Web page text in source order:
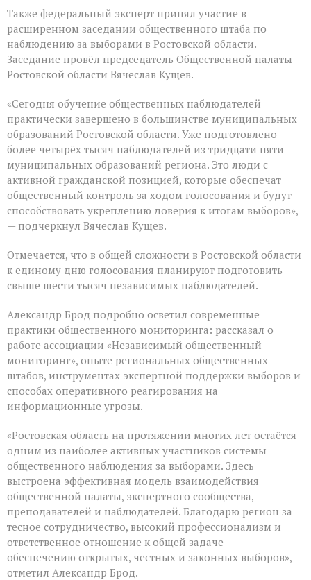
Также федеральный эксперт принял участие в
расширенном заседании общественного штаба по
наблюдению за выборами в Ростовской области.
Заседание провёл председатель Общественной палаты
Ростовской области Вячеслав Кущев.
«Сегодня обучение общественных наблюдателей
практически завершено в большинстве муниципальных
образований Ростовской области. Уже подготовлено
более четырёх тысяч наблюдателей из тридцати пяти
муниципальных образований региона. Это люди с
активной гражданской позицией, которые обеспечат
общественный контроль за ходом голосования и будут
способствовать укреплению доверия к итогам выборов»,
— подчеркнул Вячеслав Кущев.
Отмечается, что в общей сложности в Ростовской области
к единому дню голосования планируют подготовить
свыше шести тысяч независимых наблюдателей.
Александр Брод подробно осветил современные
практики общественного мониторинга: рассказал о
работе ассоциации «Независимый общественный
мониторинг», опыте региональных общественных
штабов, инструментах экспертной поддержки выборов и
способах оперативного реагирования на
информационные угрозы.
«Ростовская область на протяжении многих лет остаётся
одним из наиболее активных участников системы
общественного наблюдения за выборами. Здесь
выстроена эффективная модель взаимодействия
общественной палаты, экспертного сообщества,
преподавателей и наблюдателей. Благодарю регион за
тесное сотрудничество, высокий профессионализм и
ответственное отношение к общей задаче —
обеспечению открытых, честных и законных выборов», —
отметил Александр Брод.